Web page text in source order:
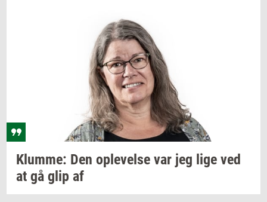
Klum­me: Den op­le­vel­se var jeg lige ved
at gå glip af